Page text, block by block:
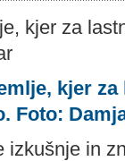
kjer za
izkušnje in